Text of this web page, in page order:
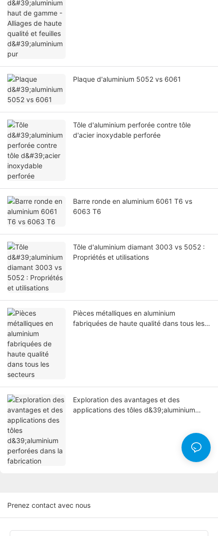
Plaque d'aluminium 5052 vs 6061
Tôle d'aluminium perforée contre tôle
d'acier inoxydable perforée
Barre ronde en aluminium 6061 T6 vs
6063 T6
Tôle d'aluminium diamant 3003 vs 5052 :
Propriétés et utilisations
Pièces métalliques en aluminium
fabriquées de haute qualité dans tous les
Exploration des avantages et des
applications des tôles d&39;aluminium
Prenez contact avec nous